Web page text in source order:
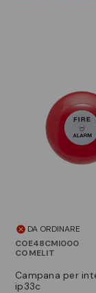
DA ORDINARE
COE48CMI000
COMELIT
campana per interni 6
ip33c